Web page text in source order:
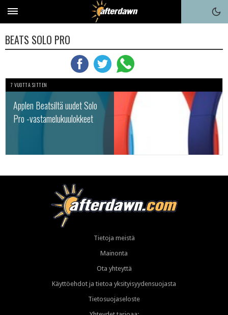
BEATS SOLO PRO
7 VUOTTA SITTEN
Applen Beatsiltä uudet Solo
Pro -vastamelukuulokkeet
Tietoja meistä
Mainonta
Ota yhteyttä
Käyttöehdot ja tietoa yksityisyydensuojasta
Tietosuojaseloste